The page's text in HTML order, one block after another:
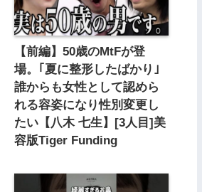
【前編】50歳のMtFが登
場。｢夏に整形したばかり｣
誰からも女性として認めら
れる容姿になり性別変更し
たい【八木 七生】[3人目]美
容版Tiger Funding